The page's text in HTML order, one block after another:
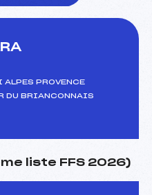
PROVENCE
DU BRIANCONNAIS
liste FFS 2026)